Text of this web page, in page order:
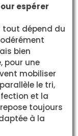
espérer
tout dépend du
bien
pour une
mobiliser
le tri,
et la
toujours
à la